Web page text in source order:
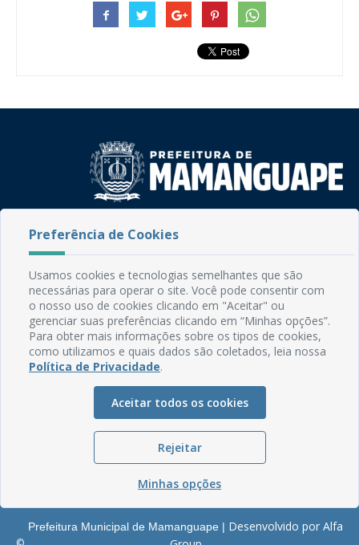
Rua do Imperador, 78, Centro
Email: comunicacao@mamanguape.pb.gov.br
Expediente: Segunda à Sexta, das 08h às 13h
Mapa do Site
Perguntas frequentes
Glossário
Serviços Internos
Prefeitura Municipal de Mamanguape | Desenvolvido por Alfa
Preferência de Cookies
Usamos cookies e tecnologias semelhantes que são
necessárias para operar o site. Você pode consentir com
o nosso uso de cookies clicando em "Aceitar" ou
gerenciar suas preferências clicando em “Minhas opções”.
Para obter mais informações sobre os tipos de cookies,
como utilizamos e quais dados são coletados, leia nossa
Política de Privacidade.
Aceitar todos os cookies
Rejeitar
Minhas opções